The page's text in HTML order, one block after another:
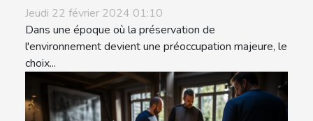
Jeudi 22 février 2024 01:10
Dans une époque où la préservation de
l'environnement devient une préoccupation majeure, le
choix...